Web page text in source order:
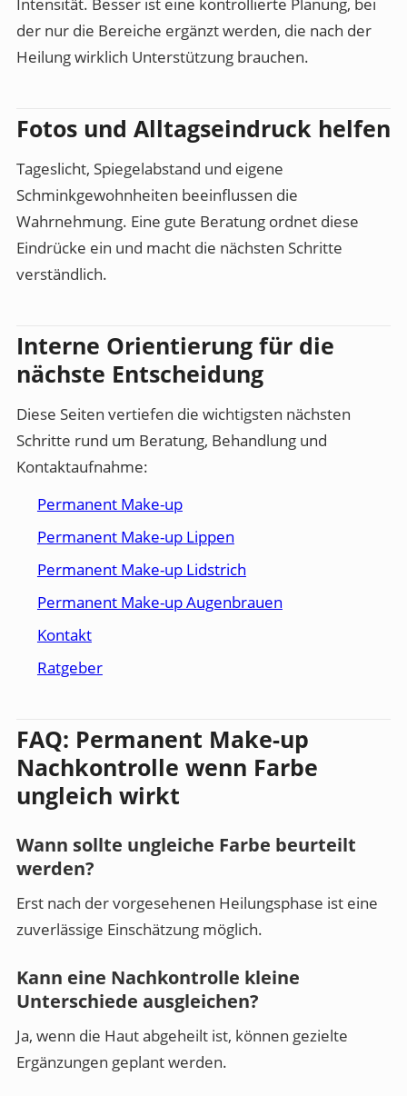
der nur die Bereiche ergänzt werden, die nach der
Heilung wirklich Unterstützung brauchen.
Fotos und Alltagseindruck helfen
Tageslicht, Spiegelabstand und eigene
Schminkgewohnheiten beeinflussen die
Wahrnehmung. Eine gute Beratung ordnet diese
Eindrücke ein und macht die nächsten Schritte
verständlich.
Interne Orientierung für die
nächste Entscheidung
Diese Seiten vertiefen die wichtigsten nächsten
Schritte rund um Beratung, Behandlung und
Kontaktaufnahme:
Permanent Make-up
Permanent Make-up Lippen
Permanent Make-up Lidstrich
Permanent Make-up Augenbrauen
Kontakt
Ratgeber
FAQ: Permanent Make-up
Nachkontrolle wenn Farbe
ungleich wirkt
Wann sollte ungleiche Farbe beurteilt
werden?
Erst nach der vorgesehenen Heilungsphase ist eine
zuverlässige Einschätzung möglich.
Kann eine Nachkontrolle kleine
Unterschiede ausgleichen?
Ja, wenn die Haut abgeheilt ist, können gezielte
Ergänzungen geplant werden.